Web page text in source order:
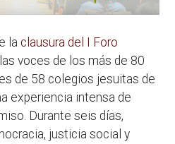
la clausura del I Foro
voces de los más de 80
de 58 colegios jesuitas de
experiencia intensa de
Durante seis días,
justicia social y